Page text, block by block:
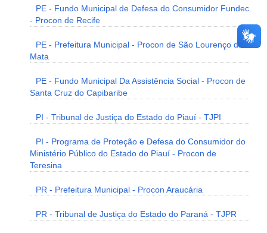
PE - Fundo Municipal de Defesa do Consumidor Fundec
- Procon de Recife
PE - Prefeitura Municipal - Procon de São Lourenço da
Mata
PE - Fundo Municipal Da Assistência Social - Procon de
Santa Cruz do Capibaribe
PI - Tribunal de Justiça do Estado do Piauí - TJPI
PI - Programa de Proteção e Defesa do Consumidor do
Ministério Público do Estado do Piauí - Procon de
Teresina
PR - Prefeitura Municipal - Procon Araucária
PR - Tribunal de Justiça do Estado do Paraná - TJPR